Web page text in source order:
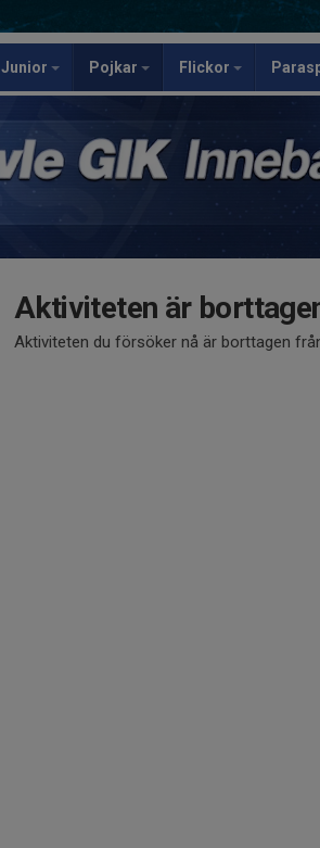
Junior Pojkar Flickor
Aktiviteten är
Aktiviteten du försöker nå är borttagen